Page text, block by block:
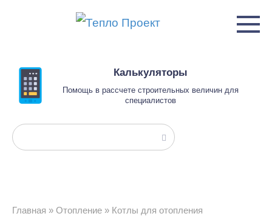
Калькуляторы
Помощь в рассчете строительных величин для
специалистов
Поиск:
Главная » Отопление » Котлы для отопления